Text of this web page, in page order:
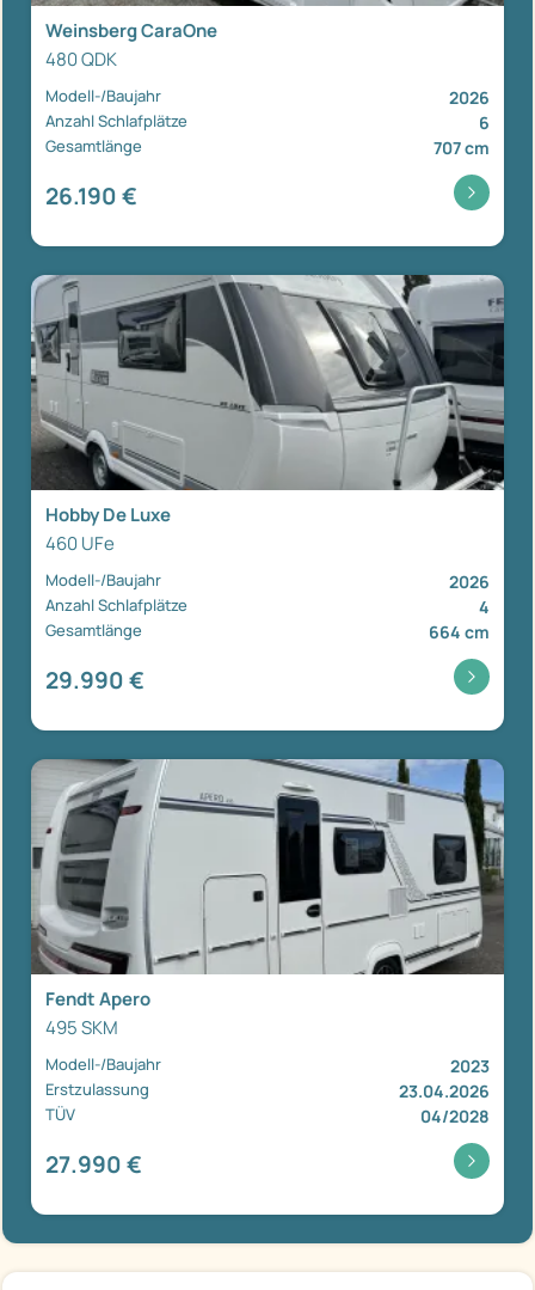
Weinsberg CaraOne
480 QDK
Modell-/Baujahr 2026
Anzahl Schlafplätze 6
Gesamtlänge 707 cm
26.190 €
Hobby De Luxe
460 UFe
Modell-/Baujahr 2026
Anzahl Schlafplätze 4
Gesamtlänge 664 cm
29.990 €
Fendt Apero
495 SKM
Modell-/Baujahr 2023
Erstzulassung 23.04.2026
TÜV 04/2028
27.990 €